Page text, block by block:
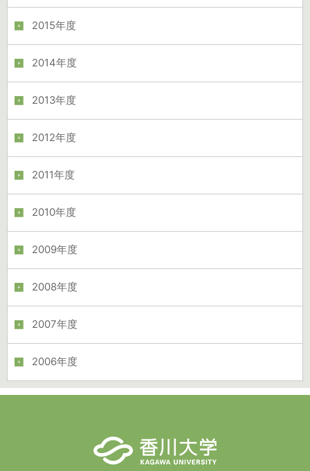
2015年度
2014年度
2013年度
2012年度
2011年度
2010年度
2009年度
2008年度
2007年度
2006年度